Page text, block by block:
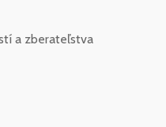
a zberateľstva